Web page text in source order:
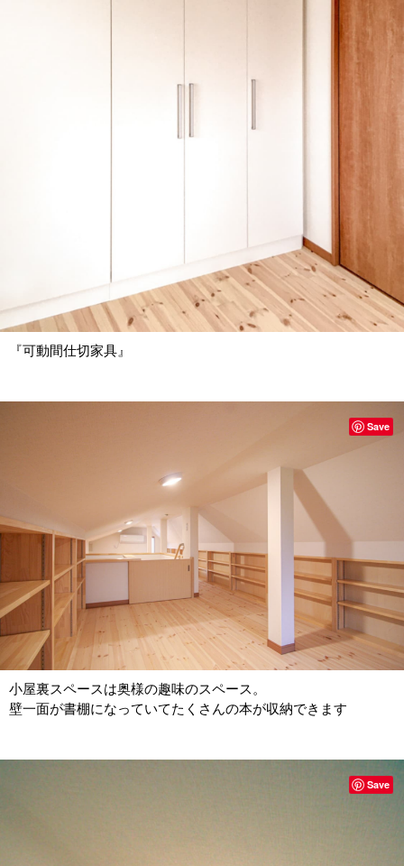
『可動間仕切家具』
小屋裏スペースは奥様の趣味のスペース。
壁一面が書棚になっていてたくさんの本が収納できます
Save
Save